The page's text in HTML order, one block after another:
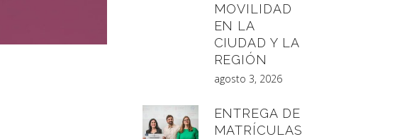
MOVILIDAD
EN LA
CIUDAD Y LA
REGIÓN
agosto 3, 2026
ENTREGA DE
MATRÍCULAS